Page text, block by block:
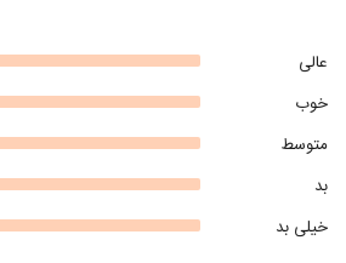
عالی
خوب
متوسط
بد
خیلی بد